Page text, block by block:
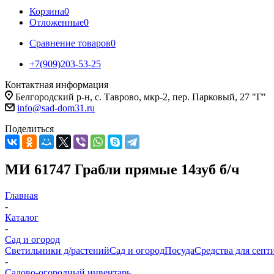
Корзина0
Отложенные0
Сравнение товаров0
+7(909)203-53-25
Контактная информация
Белгородский р-н, с. Таврово, мкр-2, пер. Парковый, 27 "Г"
info@sad-dom31.ru
Поделиться
МИ 61747 Грабли прямые 14зуб б/ч
Главная
-
Каталог
-
Сад и огород
Светильники д/растенийСад и огородПосудаСредства для
-